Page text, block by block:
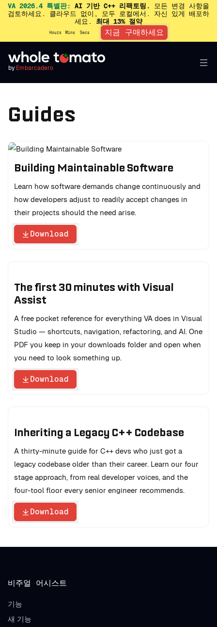
VA 2026.4 특별판: AI 기반 C++ 리팩토링.
모든 변경 사항을
검토하세요. 클라우드 없이, 모두 로컬에서. 자신 있게 배포하
세요. 최대 13% 절약
Hours Mins Secs 지금 구매하세요
by Embarcadero
Guides
Building Maintainable Software
Learn how software demands change continuously and
how developers adjust to readily accept changes in
their projects should the need arise.
Download
The first 30 minutes with Visual
Assist
A free pocket reference for everything VA does in Visual
Studio — shortcuts, navigation, refactoring, and AI. One
PDF you keep in your downloads folder and open when
you need to look something up.
Download
Inheriting a Legacy C++ Codebase
A thirty-minute guide for C++ devs who just got a
legacy codebase older than their career. Learn our four
stage approach, from real developer voices, and the
four-tool floor every senior engineer recommends.
Download
비주얼 어시스트
기능
새 기능